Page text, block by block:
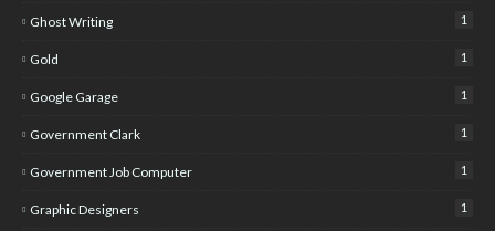
Ghost Writing 1
Gold 1
Google Garage 1
Government Clark 1
Government Job Computer 1
Graphic Designers 1